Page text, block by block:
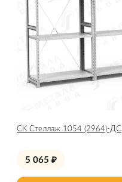
СК Стеллаж 1054 (2964)-ДС
5 065 ₽